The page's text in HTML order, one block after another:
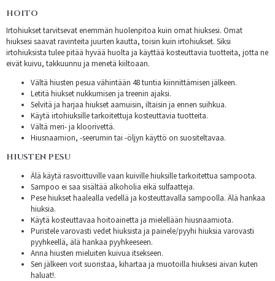
HOITO
Irtohiukset tarvitsevat enemmän huolenpitoa kuin omat hiuksesi. Omat
hiuksesi saavat ravinteita juurten kautta, toisin kuin irtohiukset. Siksi
irtohiuksista tulee pitää hyvää huolta ja käyttää kosteuttavia tuotteita, jotta ne
eivät kuivu, takkuunnu ja menetä kiiltoaan.
Vältä hiusten pesua vähintään 48 tuntia kiinnittämisen jälkeen.
Letitä hiukset nukkumisen ja treenin ajaksi.
Selvitä ja harjaa hiukset aamuisin, iltaisin ja ennen suihkua.
Käytä irtohiuksille tarkoitettuja kosteuttavia tuotteita.
Vältä meri- ja kloorivettä.
Hiusnaamion, -seerumin tai -öljyn käyttö on suositeltavaa.
HIUSTEN PESU
Älä käytä rasvoittuville vaan kuiville hiuksille tarkoitettua sampoota.
Sampoo ei saa sisältää alkoholia eikä sulfaatteja.
Pese hiukset haalealla vedellä ja kosteuttavalla sampoolla. Älä hankaa
hiuksia.
Käytä kosteuttavaa hoitoainetta ja mielellään hiusnaamiota.
Puristele varovasti vedet hiuksista ja painele/pyyhi hiuksia varovasti
pyyhkeellä, älä hankaa pyyhkeeseen.
Anna hiusten mieluiten kuivua itsekseen.
Sen jälkeen voit suoristaa, kihartaa ja muotoilla hiuksesi aivan kuten
haluat!.